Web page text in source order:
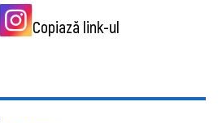
Copiază link-ul